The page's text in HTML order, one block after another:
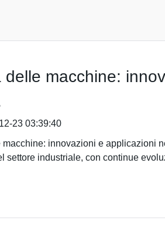
delle macchine:
23 03:39:40
macchine: innovazioni e applicazioni
settore industriale, con continue